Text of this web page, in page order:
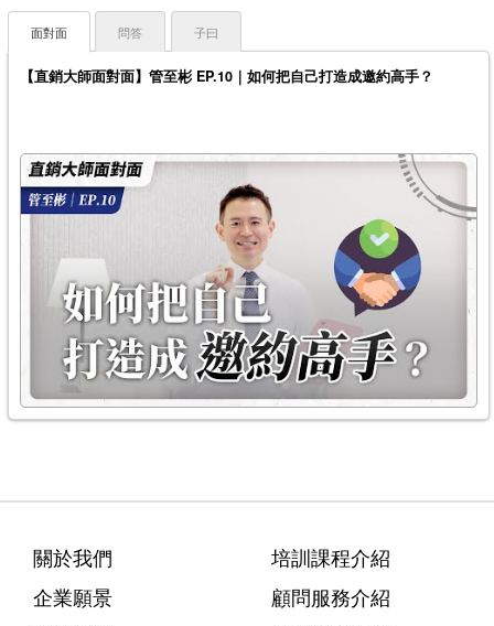
面對面
【直銷大師面對面】管至彬 EP.10｜如何把自己打造成邀約高手？
問答 子曰
關於我們
企業願景
培訓課程介紹
顧問服務介紹